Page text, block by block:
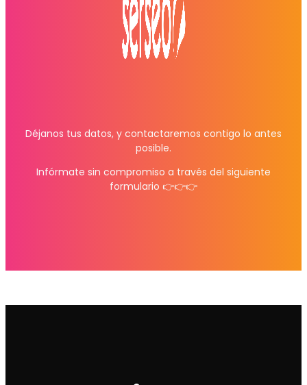
Déjanos tus datos, y contactaremos contigo lo antes
posible.
Infórmate sin compromiso a través del siguiente
formulario 👉👉👉